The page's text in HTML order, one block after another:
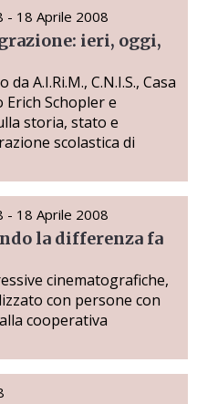
- 18 Aprile 2008
ieri, oggi,
A.I.Ri.M., C.N.I.S., Casa
Erich Schopler e
storia, stato e
scolastica di
- 18 Aprile 2008
la differenza fa
cinematografiche,
con persone con
cooperativa